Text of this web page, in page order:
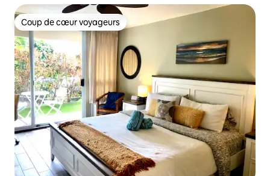
Coup de cœur voyageurs
Coup de cœur voyageurs